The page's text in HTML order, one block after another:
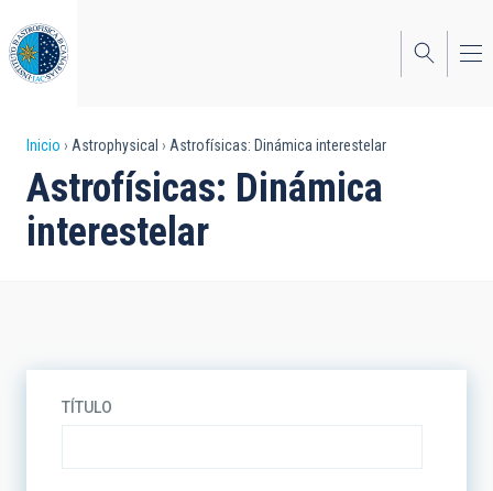
al
contenido
principal
Sobrescribir
enlaces
de
Inicio Astrophysical Astrofísicas: Dinámica interestelar
Astrofísicas: Dinámica
interestelar
TÍTULO